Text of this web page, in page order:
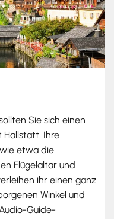
Sie sich einen
Hallstatt. Ihre
etwa die
Flügelaltar und
ihr einen ganz
Winkel und
Guide-